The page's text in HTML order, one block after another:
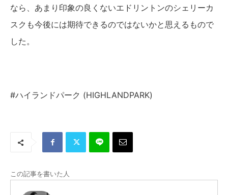
なら、あまり印象の良くないエドリントンのシェリーカ
スクも今後には期待できるのではないかと思えるもので
した。
#ハイランドパーク (HIGHLANDPARK)
この記事を書いた人